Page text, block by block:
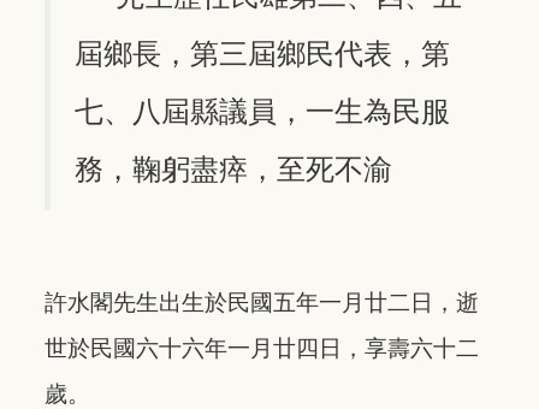
屆鄉長，第三屆鄉民代表，第
七、八屆縣議員，一生為民服
務，鞠躬盡瘁，至死不渝
許水閣先生出生於民國五年一月廿二日，逝
世於民國六十六年一月廿四日，享壽六十二
歲。